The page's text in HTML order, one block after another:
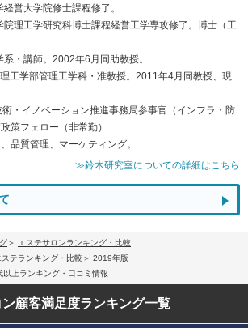
営大学院修士課程修了。
理工学研究科博士課程経営工学専攻修了。博士（工
・講師。2002年6月同助教授。
工学部管理工学科・准教授。2011年4月同教授、現
・イノベーション推進事務局参事官（インフラ・防
策フェロー（非常勤）
品質管理、マーケティング。
≫鈴木研究室についての詳細はこちら
エステサロンランキング・比較
テランキング・比較
2019年版
上ランキング・口コミ情報
ン顧客満足度ランキング一覧